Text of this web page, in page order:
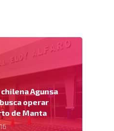
Agunsa
operar
de Manta